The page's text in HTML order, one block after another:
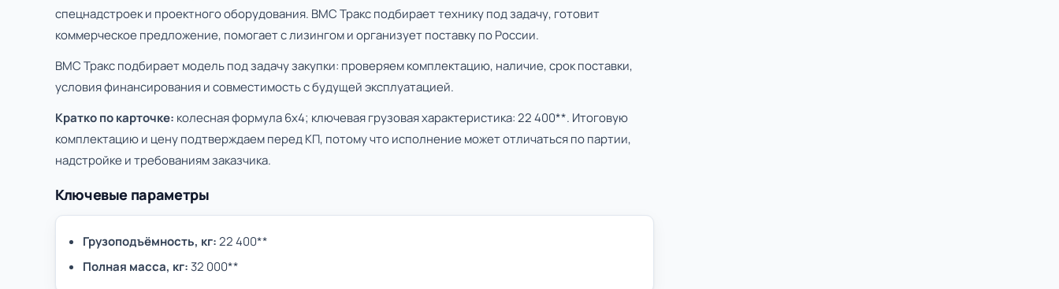
спецнадстроек и проектного оборудования. ВМС Тракс подбирает технику под задачу, готовит
коммерческое предложение, помогает с лизингом и организует поставку по России.
ВМС Тракс подбирает модель под задачу закупки: проверяем комплектацию, наличие, срок поставки,
условия финансирования и совместимость с будущей эксплуатацией.
Кратко по карточке: колесная формула 6х4; ключевая грузовая характеристика: 22 400**. Итоговую
комплектацию и цену подтверждаем перед КП, потому что исполнение может отличаться по партии,
надстройке и требованиям заказчика.
Ключевые параметры
Грузоподъёмность, кг:22 400**
Полная масса, кг: 32 000**